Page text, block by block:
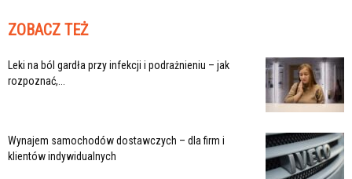
ZOBACZ TEŻ
Leki na ból gardła przy infekcji i podrażnieniu – jak
rozpoznać,...
Wynajem samochodów dostawczych – dla firm i
klientów indywidualnych